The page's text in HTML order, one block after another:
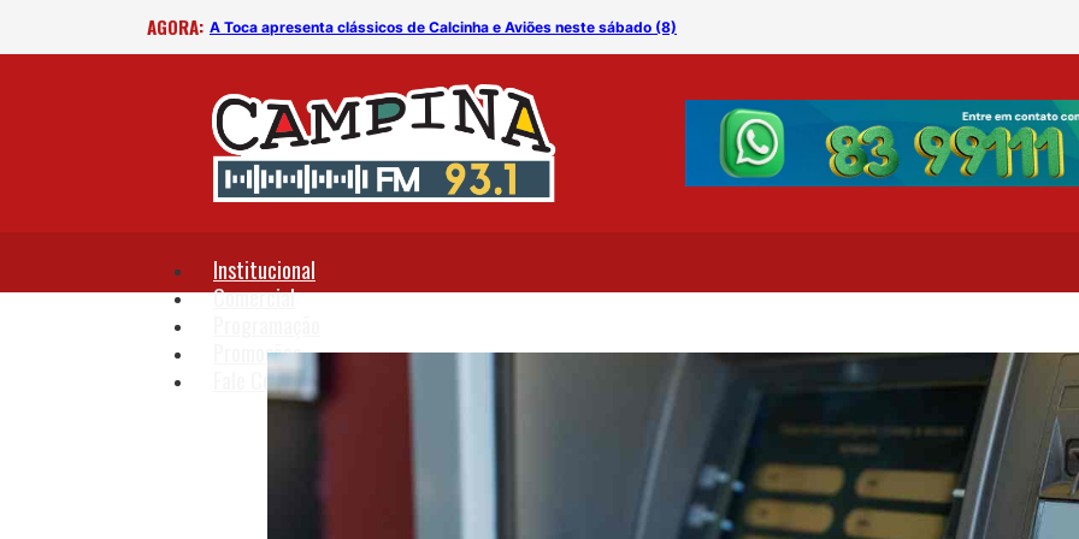
AGORA: A Toca apresenta clássicos de Calcinha e Aviões neste sábado (8)
Institucional
Comercial
Promoções
Fale Conosco